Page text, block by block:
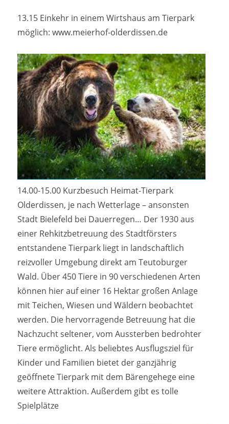
13.15 Einkehr in einem Wirtshaus am Tierpark
möglich: www.meierhof-olderdissen.de
14.00-15.00 Kurzbesuch Heimat-Tierpark
Olderdissen, je nach Wetterlage – ansonsten
Stadt Bielefeld bei Dauerregen… Der 1930 aus
einer Rehkitzbetreuung des Stadtförsters
entstandene Tierpark liegt in landschaftlich
reizvoller Umgebung direkt am Teutoburger
Wald. Über 450 Tiere in 90 verschiedenen Arten
können hier auf einer 16 Hektar großen Anlage
mit Teichen, Wiesen und Wäldern beobachtet
werden. Die hervorragende Betreuung hat die
Nachzucht seltener, vom Aussterben bedrohter
Tiere ermöglicht. Als beliebtes Ausflugsziel für
Kinder und Familien bietet der ganzjährig
geöffnete Tierpark mit dem Bärengehege eine
weitere Attraktion. Außerdem gibt es tolle
Spielplätze